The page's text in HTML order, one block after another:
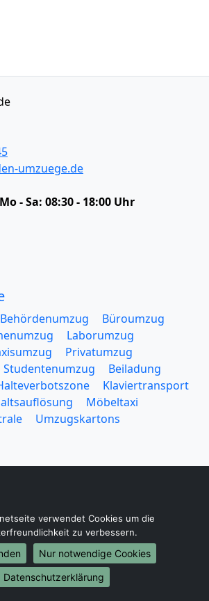
umzuege.de
Mo - Sa: 08:30 - 18:00 Uhr
Behördenumzug
Büroumzug
Laborumzug
Privatumzug
Studentenumzug
Beiladung
Klaviertransport
Möbeltaxi
Umzugskartons
nach Belarus
nach Belgien
nach Bulgarien
nach Dänemark
verwendet Cookies um die
zu verbessern.
Nur notwendige Cookies
Datenschutzerklärung